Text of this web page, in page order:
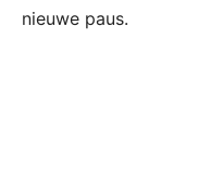
nieuwe paus.